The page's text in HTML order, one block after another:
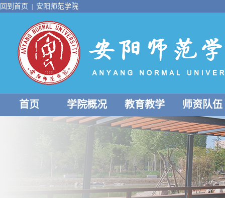
回到首页 安阳师范学院
首页 学院概况 教育教学 师资队伍